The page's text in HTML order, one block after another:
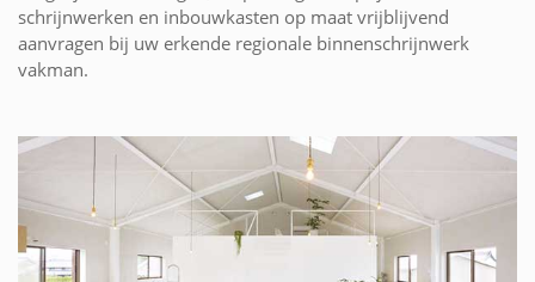
schrijnwerken en inbouwkasten op maat vrijblijvend
aanvragen bij uw erkende regionale binnenschrijnwerk
vakman.